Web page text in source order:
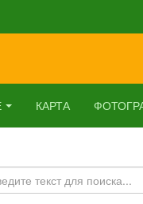
КАРТА